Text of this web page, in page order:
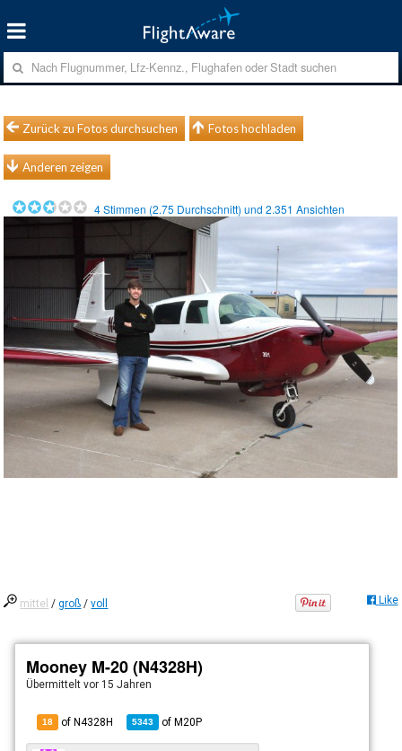
Zurück zu Fotos durchsuchen Fotos hochladen
Anderen zeigen
4Stimmen (2.75 Durchschnitt) und2.351 Ansichten
mittel /groß /voll Like
Mooney M-20 (N4328H)
Übermitteltvor 15 Jahren
18 of N4328H 5343 ofM20P